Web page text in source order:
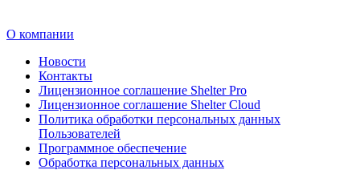
О компании
Новости
Контакты
Лицензионное соглашение Shelter Pro
Лицензионное соглашение Shelter Cloud
Политика обработки персональных данных
Пользователей
Программное обеспечение
Обработка персональных данных